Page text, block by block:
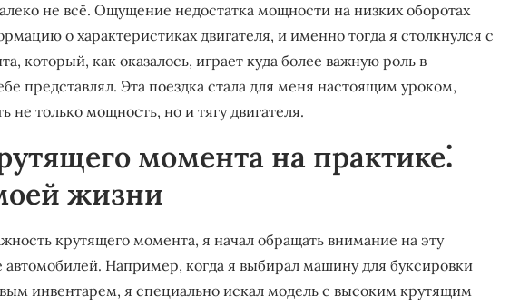
не всё. Ощущение недостатка мощности на низких оборотах
о характеристиках двигателя, и именно тогда я столкнулся с
который, как оказалось, играет куда более важную роль в
представлял. Эта поездка стала для меня настоящим уроком,
не только мощность, но и тягу двигателя.
момента на практике⁚
жизни
крутящего момента, я начал обращать внимание на эту
автомобилей. Например, когда я выбирал машину для буксировки
инвентарем, я специально искал модель с высоким крутящим